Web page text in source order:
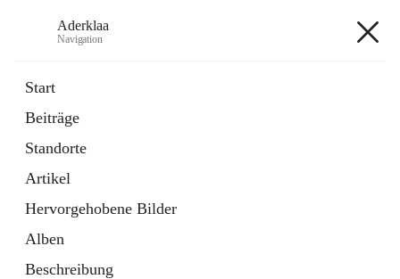
Aderklaa
Navigation
Start
Beiträge
Standorte
Artikel
Hervorgehobene Bilder
Alben
Beschreibung
6 Schnellzugriffe
Gemeinde
3 Schnellzugriffe